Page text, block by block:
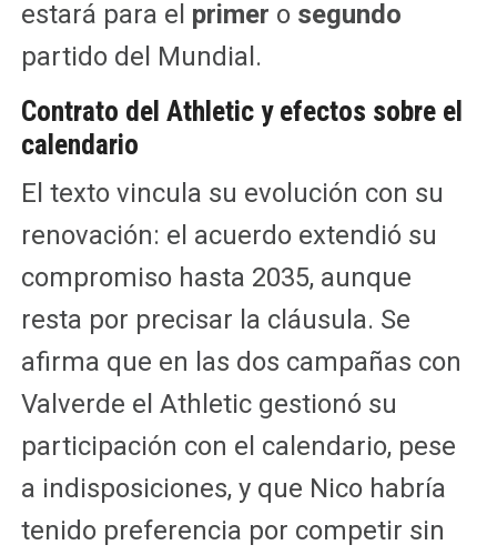
estará para el primer o segundo
partido del Mundial.
Contrato del Athletic y efectos sobre el
calendario
El texto vincula su evolución con su
renovación: el acuerdo extendió su
compromiso hasta 2035, aunque
resta por precisar la cláusula. Se
afirma que en las dos campañas con
Valverde el Athletic gestionó su
participación con el calendario, pese
a indisposiciones, y que Nico habría
tenido preferencia por competir sin